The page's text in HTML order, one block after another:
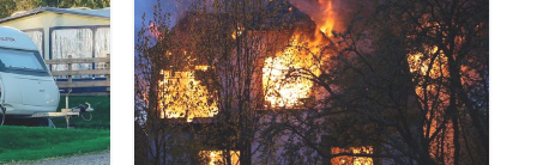
røykvarsler.